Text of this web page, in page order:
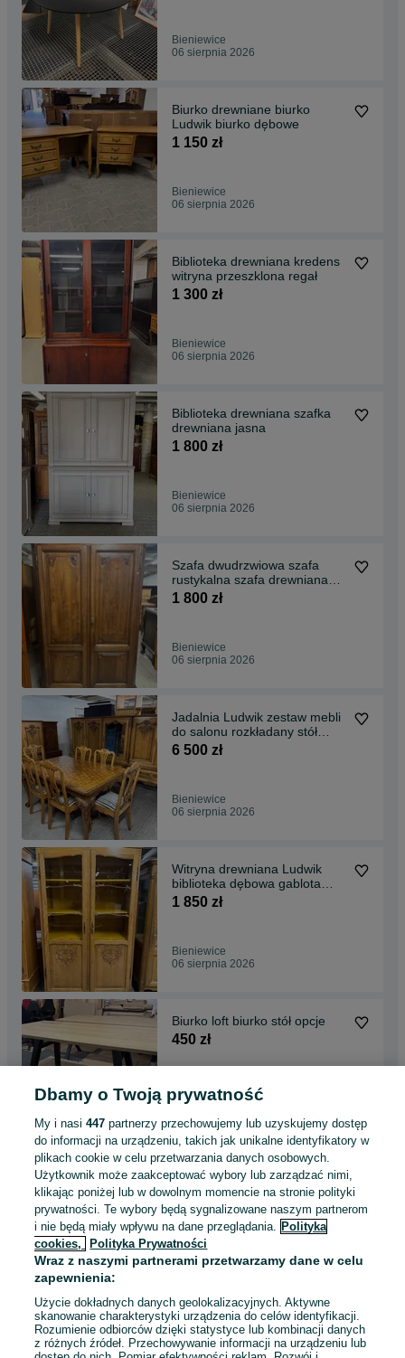
Bieniewice
06 sierpnia 2026
Biurko drewniane biurko
Ludwik biurko dębowe
1 150 zł
Bieniewice
06 sierpnia 2026
Biblioteka drewniana kredens
witryna przeszklona regał
1 300 zł
Bieniewice
06 sierpnia 2026
Biblioteka drewniana szafka
drewniana jasna
1 800 zł
Bieniewice
06 sierpnia 2026
Szafa dwudrzwiowa szafa
rustykalna szafa drewniana
szafa dębowa
1 800 zł
Bieniewice
06 sierpnia 2026
Jadalnia Ludwik zestaw mebli
do salonu rozkładany stół
witryna bufet
6 500 zł
Bieniewice
06 sierpnia 2026
Witryna drewniana Ludwik
biblioteka dębowa gablota
drewniana
1 850 zł
Bieniewice
06 sierpnia 2026
Biurko loft biurko stół opcje
450 zł
Bieniewice
06 sierpnia 2026
Krzesło drewniane fotel
zestaw 4 krzeseł fotel
ogrodowy
900 zł
Bieniewice
06 sierpnia 2026
1 2 3 ... 11
Dbamy o Twoją prywatność
My i nasi447 partnerzy przechowujemy lub uzyskujemy dostęp
do informacji na urządzeniu, takich jak unikalne identyfikatory w
plikach cookie w celu przetwarzania danych osobowych.
Użytkownik może zaakceptować wybory lub zarządzać nimi,
klikając poniżej lub w dowolnym momencie na stronie polityki
prywatności. Te wybory będą sygnalizowane naszym partnerom
i nie będą miały wpływu na dane przeglądania. Polityka
cookies,
Polityka Prywatności
Wraz z naszymi partnerami przetwarzamy dane w celu
zapewnienia:
Użycie dokładnych danych geolokalizacyjnych. Aktywne
skanowanie charakterystyki urządzenia do celów identyfikacji.
Rozumienie odbiorców dzięki statystyce lub kombinacji danych
z różnych źródeł. Przechowywanie informacji na urządzeniu lub